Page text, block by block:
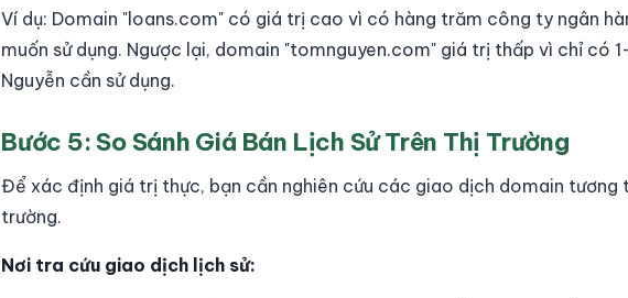
Ví dụ: Domain "loans.com" có giá trị cao vì có hàng trăm công ty ngân
muốn sử dụng. Ngược lại, domain "tomnguyen.com" giá trị thấp vì chỉ có
Nguyễn cần sử dụng.
Bước 5: So Sánh Giá Bán Lịch Sử Trên Thị Trường
Để xác định giá trị thực, bạn cần nghiên cứu các giao dịch domain tương
trường.
Nơi tra cứu giao dịch lịch sử: